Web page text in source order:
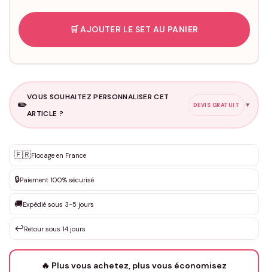
🛒 AJOUTER LE SET AU PANIER
✏️
VOUS SOUHAITEZ PERSONNALISER CET
ARTICLE ?
DEVIS GRATUIT ▼
✨ Personnalisation sur mesure
DEVIS GRATUIT · Personnalisation de 3 à 10€ selon la demande
Que souhaitez-vous ?*
Votre texte / idée*
🇫🇷Flocage en France
🔒Paiement 100% sécurisé
🚚Expédié sous 3-5 jours
↩️Retour sous 14 jours
🔥 Plus vous achetez, plus vous économisez